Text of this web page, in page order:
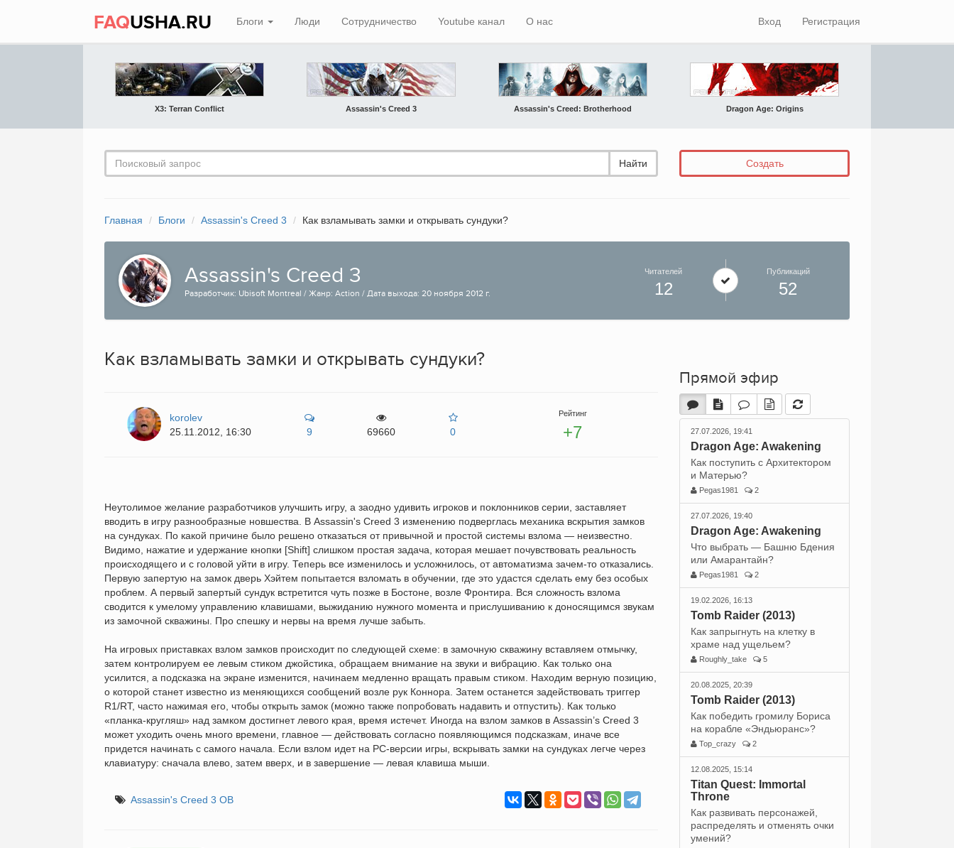
FAQUSHA.RU Блоги Люди Сотрудничество Youtube канал О нас Вход Регистрация
X3: Terran Conflict Assassin's Creed 3 Assassin's Creed: Brotherhood Dragon Age: Origins
Найти Создать
Главная Блоги Assassin's Creed 3 Как взламывать замки и открывать сундуки?
Assassin's Creed 3
Разработчик: Ubisoft Montreal / Жанр: Action / Дата выхода: 20 ноября 2012 г.
Читателей
12
Публикаций
52
Как взламывать замки и открывать сундуки?
korolev
25.11.2012, 16:30
9 69660 0
Рейтинг
+7
Неутолимое желание разработчиков улучшить игру, а заодно удивить игроков и поклонников серии, заставляет
вводить в игру разнообразные новшества. В Assassin's Creed 3 изменению подверглась механика вскрытия замков
на сундуках. По какой причине было решено отказаться от привычной и простой системы взлома — неизвестно.
Видимо, нажатие и удержание кнопки [Shift] слишком простая задача, которая мешает почувствовать реальность
происходящего и с головой уйти в игру. Теперь все изменилось и усложнилось, от автоматизма зачем-то отказались.
Первую запертую на замок дверь Хэйтем попытается взломать в обучении, где это удастся сделать ему без особых
проблем. А первый запертый сундук встретится чуть позже в Бостоне, возле Фронтира. Вся сложность взлома
сводится к умелому управлению клавишами, выжиданию нужного момента и прислушиванию к доносящимся звукам
из замочной скважины. Про спешку и нервы на время лучше забыть.
На игровых приставках взлом замков происходит по следующей схеме: в замочную скважину вставляем отмычку,
затем контролируем ее левым стиком джойстика, обращаем внимание на звуки и вибрацию. Как только она
усилится, а подсказка на экране изменится, начинаем медленно вращать правым стиком. Находим верную позицию,
о которой станет известно из меняющихся сообщений возле рук Коннора. Затем останется задействовать триггер
R1/RT, часто нажимая его, чтобы открыть замок (можно также попробовать надавить и отпустить). Как только
«планка-кругляш» над замком достигнет левого края, время истечет. Иногда на взлом замков в Assassin’s Creed 3
может уходить очень много времени, главное — действовать согласно появляющимся подсказкам, иначе все
придется начинать с самого начала. Если взлом идет на PC-версии игры, вскрывать замки на сундуках легче через
клавиатуру: сначала влево, затем вверх, и в завершение — левая клавиша мыши.
Assassin's Creed 3 ОВ
Прямой эфир
27.07.2026, 19:41
Dragon Age: Awakening
Как поступить с Архитектором
и Матерью?
Pegas1981 2
27.07.2026, 19:40
Dragon Age: Awakening
Что выбрать — Башню Бдения
или Амарантайн?
Pegas1981 2
19.02.2026, 16:13
Tomb Raider (2013)
Как запрыгнуть на клетку в
храме над ущельем?
Roughly_take 5
20.08.2025, 20:39
Tomb Raider (2013)
Как победить громилу Бориса
на корабле «Эндьюранс»?
Top_crazy 2
12.08.2025, 15:14
Titan Quest: Immortal
Throne
Как развивать персонажей,
распределять и отменять очки
умений?